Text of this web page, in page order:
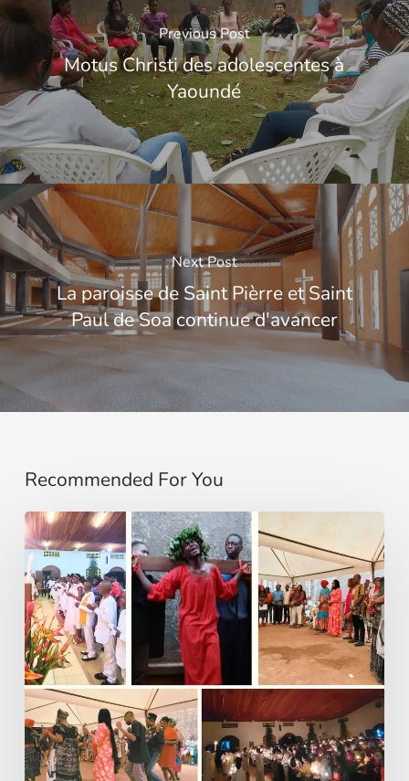
Previous Post
Motus Christi des adolescentes à
Yaoundé
Next Post
La paroisse de Saint Pièrre et Saint
Paul de Soa continue d'avancer
Recommended For You
Entre
Ritos
Funerarios
y
Danzas:
Reviviendo
la
Semana
Santa